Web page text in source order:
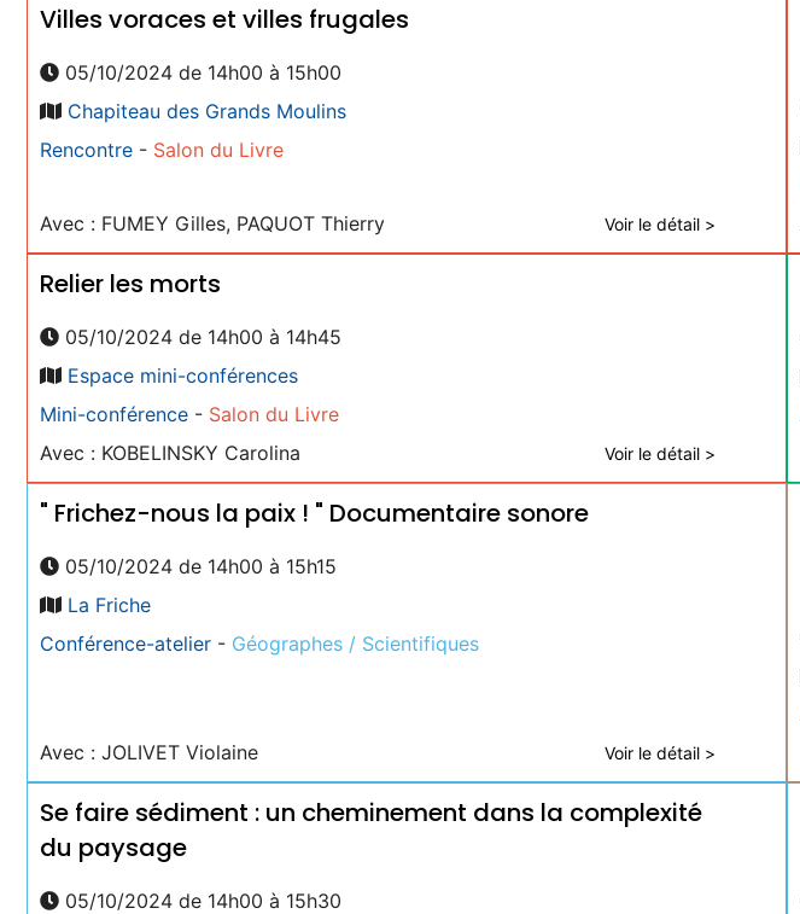
Villes voraces et villes frugales
05/10/2024 de 14h00 à 15h00
Chapiteau des Grands Moulins
Rencontre - Salon du Livre
Avec : FUMEY Gilles, PAQUOT Thierry Voir le détail >
Relier les morts
05/10/2024 de 14h00 à 14h45
Espace mini-conférences
Mini-conférence - Salon du Livre
Avec : KOBELINSKY Carolina
Voir le détail >
" Frichez-nous la paix ! " Documentaire sonore
05/10/2024 de 14h00 à 15h15
La Friche
Conférence-atelier - Géographes / Scientifiques
Avec : JOLIVET Violaine Voir le détail >
Se faire sédiment : un cheminement dans la complexité
du paysage
05/10/2024 de 14h00 à 15h30